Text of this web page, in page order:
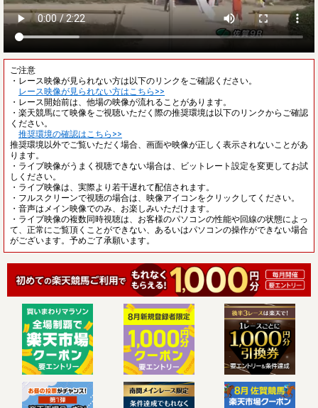
ご注意
・レース映像が見られない方は以下のリンクをご確認ください。
レース映像が見られない方はこちら>>
・レース開始前は、他場の映像が流れることがあります。
・楽天競馬にて映像をご視聴いただく際の推奨環境は以下のリンクからご確認
ください。
推奨環境の確認はこちら>>
推奨環境以外でご覧いただく場合、画面や映像が正しく表示されないことがあ
ります。
・ライブ映像がうまく視聴できない場合は、ビットレート設定を変更してお試
しください。
・ライブ映像は、実際より若干遅れて配信されます。
・フルスクリーンで視聴の場合は、映像アイコンをクリックしてください。
・音声はメイン映像でのみ、お楽しみいただけます。
・ライブ映像の複数同時視聴は、お客様のパソコンの性能や回線の状態によっ
て、正常にご覧頂くことができない、あるいはパソコンの操作ができない場合
がございます。予めご了承願います。